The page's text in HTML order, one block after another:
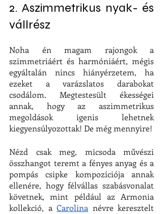
2. Aszimmetrikus nyak- és
vállrész
Noha én magam rajongok a
szimmetriáért és harmóniáért, mégis
egyáltalán nincs hiányérzetem, ha
ezeket a varázslatos darabokat
csodálom. Megtestesült ékességei
annak, hogy az aszimmetrikus
megoldások igenis lehetnek
Nézd csak meg, micsoda művészi
összhangot teremt a fényes anyag és a
pompás csipke kompozíciója annak
ellenére, hogy félvállas szabásvonalat
követnek, mint például az Armonia
kollekció, a Carolina névre keresztelt